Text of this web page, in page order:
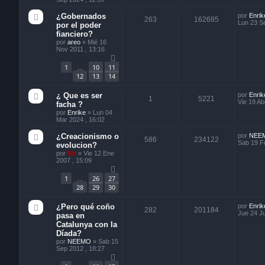
¿Gobernados
por el poder
fianciero?
por areo » Mié 16
Nov 2011 , 13:16
1 10
11
12
13 14
263 162685 por
Lun 23
¿ Que es ser
facha ?
por Enrike » Lun 04
Mar 2024 , 16:02
1 5221 por
Vie 19
¿Creacionismo o
evolucion?
por Kir » Vie 12 Ene
2007 , 15:09
1 26
27
28
29 30
586 234122 por
Sab 19
¿Pero qué coño
pasa en
Catalunya con la
Díada?
por NEEMO » Sab 15
Sep 2012 , 18:27
282 201184 por
Jue 24